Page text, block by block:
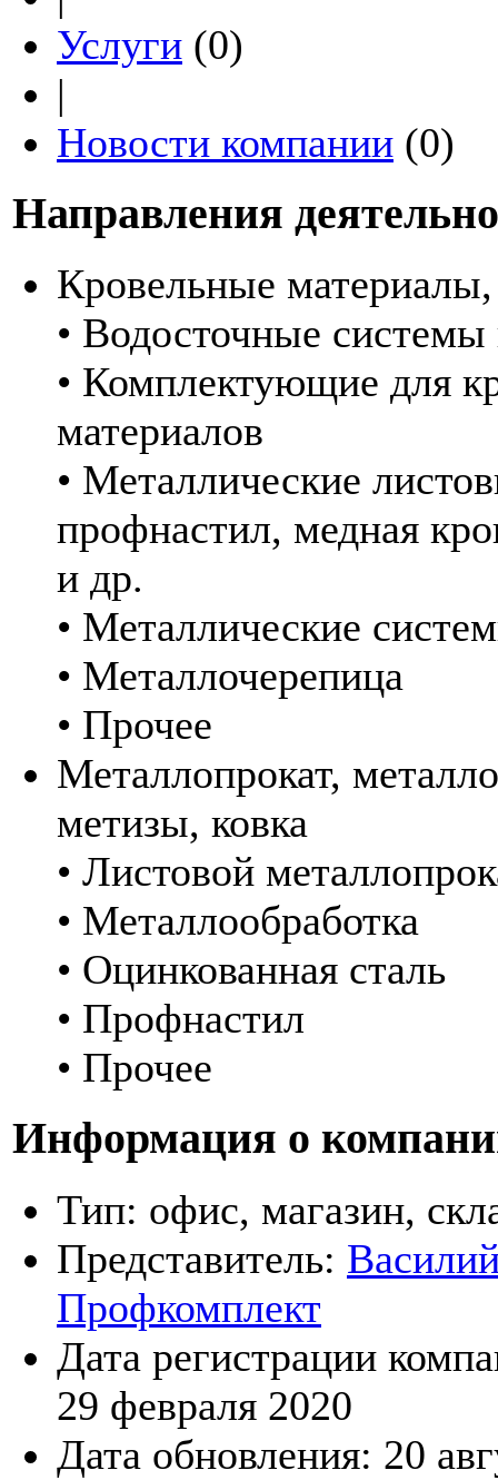
Услуги (0)
|
Новости компании (0)
Направления
Кровельные материалы,
• Водосточные
• Комплектующие для
материалов
• Металлические
профнастил, медная
и др.
• Металлические
• Металлочерепица
• Прочее
Металлопрокат,
метизы, ковка
• Листовой
• Металлообработка
• Оцинкованная сталь
• Профнастил
• Прочее
Информация о
Тип: офис, магазин,
Представитель:
Профкомплект
Дата регистрации
29 февраля 2020
Дата обновления: 20